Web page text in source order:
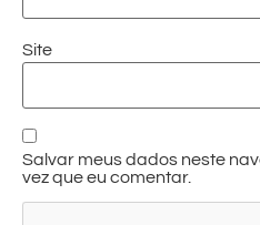
Site
Salvar meus dados neste
vez que eu comentar.